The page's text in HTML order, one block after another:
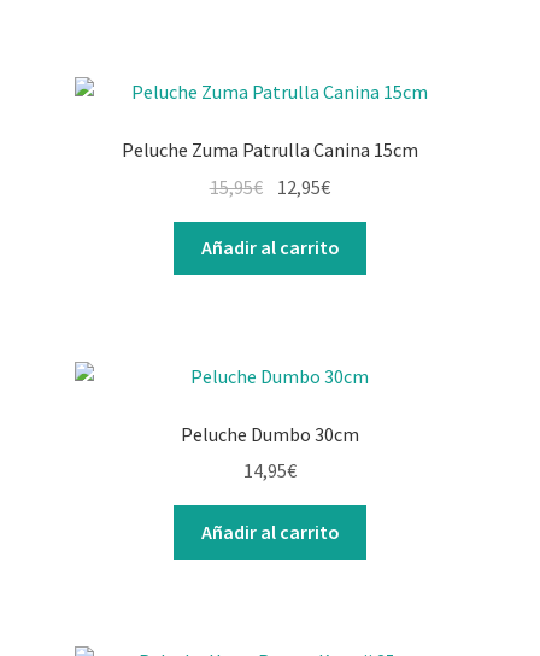
Peluche Zuma Patrulla Canina 15cm
15,95€ 12,95€
Añadir al carrito
Peluche Dumbo 30cm
14,95€
Añadir al carrito